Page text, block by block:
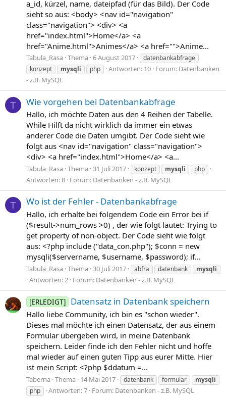
a_id, kürzel, name, dateipfad (für das Bild). Der Code
sieht so aus: <body> <nav id="navigation"
class="navigation"> <div> <a
href="index.html">Home</a> <a
href="Anime.html">Animes</a> <a href="">Anime...
Tabula_Rasa Thema 6 August 2017
datenbankabfrage
konzept
mysqli php Antworten: 10 Forum: Datenbanken
- z.B. MySQL
T Wie vorgehen bei Datenbankabfrage
Hallo, ich möchte Daten aus den 4 Reihen der Tabelle.
While Hilft da nicht wirklich da immer ein etwas
anderer Code die Daten umgibt. Der Code sieht wie
folgt aus <nav id="navigation" class="navigation">
<div> <a href="index.html">Home</a> <a...
Tabula_Rasa Thema 31 Juli 2017 konzept mysqli php
Antworten: 8 Forum: Datenbanken - z.B. MySQL
T Wo ist der Fehler - Datenbankabfrage
Hallo, ich erhalte bei folgendem Code ein Error bei if
($result->num_rows >0) , der wie folgt lautet: Trying to
get property of non-object. Der Code sieht wie folgt
aus: <?php include ("data_con.php"); $conn = new
mysqli($servername, $username, $password); if...
Tabula_Rasa Thema 30 Juli 2017 abfra datenbank mysqli
Antworten: 2 Forum: Datenbanken - z.B. MySQL
[ERLEDIGT] Datensatz in Datenbank speichern
Hallo liebe Community, ich bin es "schon wieder".
Dieses mal möchte ich einen Datensatz, der aus einem
Formular übergeben wird, in meine Datenbank
speichern. Leider finde ich den Fehler nicht und hoffe
mal wieder auf einen guten Tipp aus eurer Mitte. Hier
ist mein Script: <?php $ddatum =...
Taberna Thema 14 Mai 2017 datenbank formular
mysqli
php
Antworten: 7 Forum: Datenbanken - z.B. MySQL